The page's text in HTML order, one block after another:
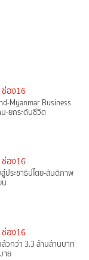
ช่อง16
Myanmar Business
-ยกระดับชีวิต
ช่อง16
ประชาธิปไตย-สันติภาพ
น
ช่อง16
วกว่า 3.3 ล้านล้านบาท
าย